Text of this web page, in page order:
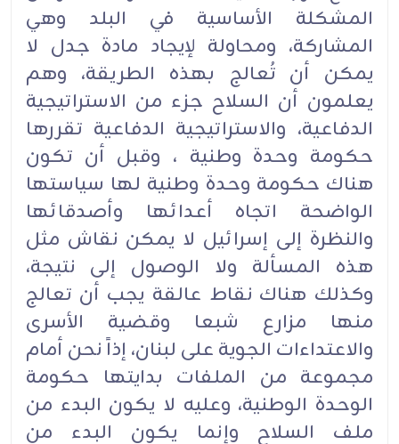
المشكلة الأساسية في البلد وهي
المشاركة، ومحاولة لإيجاد مادة جدل لا
يمكن أن تُعالج بهذه الطريقة، وهم
يعلمون أن السلاح جزء من الاستراتيجية
الدفاعية، والاستراتيجية الدفاعية تقررها
حكومة وحدة وطنية ، وقبل أن تكون
هناك حكومة وحدة وطنية لها سياستها
الواضحة اتجاه أعدائها وأصدقائها
والنظرة إلى إسرائيل لا يمكن نقاش مثل
هذه المسألة ولا الوصول إلى نتيجة،
وكذلك هناك نقاط عالقة يجب أن تعالج
منها مزارع شبعا وقضية الأسرى
والاعتداءات الجوية على لبنان، إذاً نحن أمام
مجموعة من الملفات بدايتها حكومة
الوحدة الوطنية، وعليه لا يكون البدء من
ملف السلاح وإنما يكون البدء من